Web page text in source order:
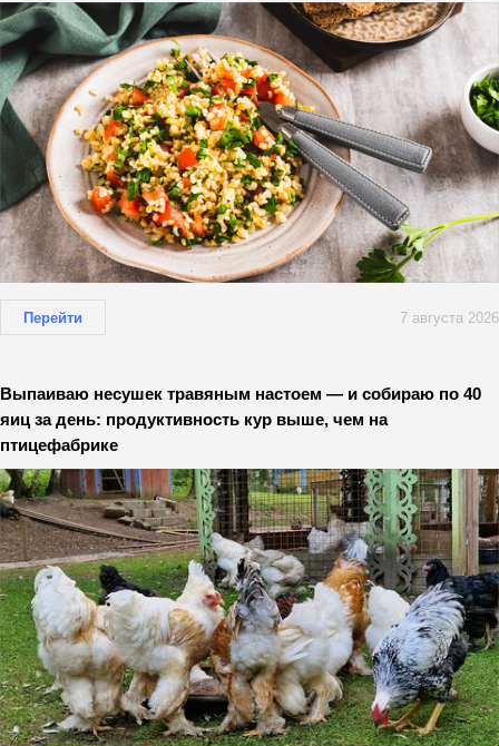
Перейти 7 августа 2026
Выпаиваю несушек травяным настоем — и собираю по 40
яиц за день: продуктивность кур выше, чем на
птицефабрике